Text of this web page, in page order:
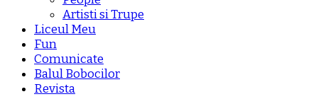
Artisti si Trupe
Liceul Meu
Fun
Comunicate
Balul Bobocilor
Revista